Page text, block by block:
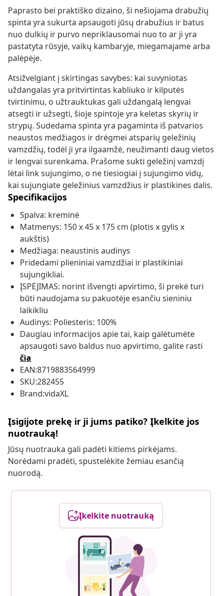
Paprasto bei praktiško dizaino, ši nešiojama drabužių
spinta yra sukurta apsaugoti jūsų drabužius ir batus
nuo dulkių ir purvo nepriklausomai nuo to ar ji yra
pastatyta rūsyje, vaikų kambaryje, miegamajame arba
palėpėje.
Atsižvelgiant į skirtingas savybes: kai suvyniotas
uždangalas yra pritvirtintas kabliuko ir kilputės
tvirtinimu, o užtrauktukas gali uždangalą lengvai
atsegti ir užsegti, šioje spintoje yra keletas skyrių ir
strypų. Sudedama spinta yra pagaminta iš patvarios
neaustos medžiagos ir drėgmei atsparių geležinių
vamzdžių, todėl ji yra ilgaamžė, neužimanti daug vietos
ir lengvai surenkama. Prašome sukti geležinį vamzdį
lėtai link sujungimo, o ne tiesiogiai į sujungimo vidų,
kai sujungiate geležinius vamzdžius ir plastikines dalis.
Specifikacijos
Spalva: kreminė
Matmenys: 150 x 45 x 175 cm (plotis x gylis x
aukštis)
Medžiaga: neaustinis audinys
Pridedami plieniniai vamzdžiai ir plastikiniai
sujungikliai.
ĮSPĖJIMAS: norint išvengti apvirtimo, ši prekė turi
būti naudojama su pakuotėje esančiu sieniniu
laikikliu
Audinys: Poliesteris: 100%
Daugiau informacijos apie tai, kaip galėtumėte
apsaugoti savo baldus nuo apvirtimo, galite rasti
čia
EAN:8719883564999
SKU:282455
Brand:vidaXL
Įsigijote prekę ir ji jums patiko? Įkelkite jos
nuotrauką!
Jūsų nuotrauka gali padėti kitiems pirkėjams.
Norėdami pradėti, spustelėkite žemiau esančią
nuorodą.
Įkelkite nuotrauką